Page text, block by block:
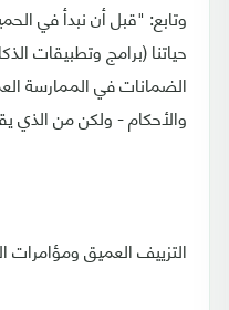
وتابع: "قبل أن نبدأ في
حياتنا (برامج وتطبيقات
الضمانات في الممارسة
والأحكام - ولكن من الذي
التزييف العميق ومؤامرات